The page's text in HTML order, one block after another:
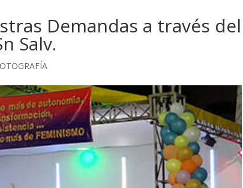
Demandas a través del
Salv.